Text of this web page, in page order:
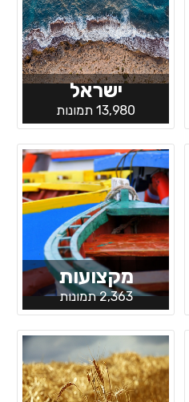
ישראל
13,980 תמונות
מקצועות
2,363 תמונות